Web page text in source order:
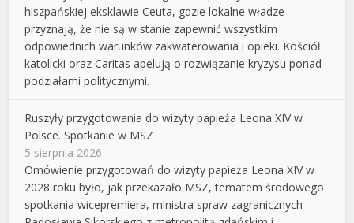
hiszpańskiej eksklawie Ceuta, gdzie lokalne władze
przyznają, że nie są w stanie zapewnić wszystkim
odpowiednich warunków zakwaterowania i opieki. Kościół
katolicki oraz Caritas apelują o rozwiązanie kryzysu ponad
podziałami politycznymi.
Ruszyły przygotowania do wizyty papieża Leona XIV w
Polsce. Spotkanie w MSZ
5 sierpnia 2026
Omówienie przygotowań do wizyty papieża Leona XIV w
2028 roku było, jak przekazało MSZ, tematem środowego
spotkania wicepremiera, ministra spraw zagranicznych